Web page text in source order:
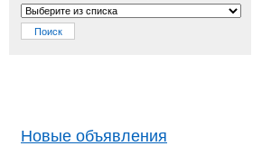
Новые объявления